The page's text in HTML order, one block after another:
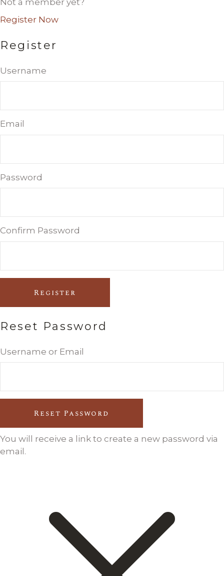
Register Now
Register
Username
Email
Password
Confirm Password
Register
Reset Password
Username or Email
Reset Password
You will receive a link to create a new password via
email.